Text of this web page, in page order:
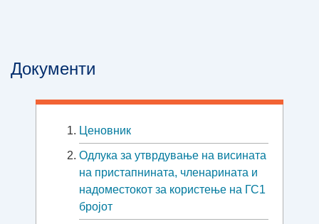
Документи
Ценовник
Oдлука за утврдување на висината
на пристапнината, членарината и
надоместокот за користење на ГС1
бројот